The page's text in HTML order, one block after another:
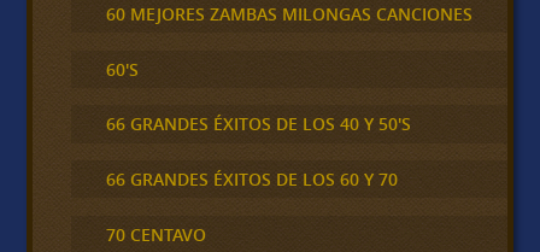
60 MEJORES ZAMBAS MILONGAS CANCIONES
60'S
66 GRANDES ÉXITOS DE LOS 40 Y 50'S
66 GRANDES ÉXITOS DE LOS 60 Y 70
70 CENTAVO